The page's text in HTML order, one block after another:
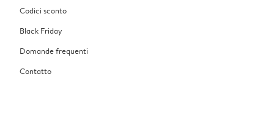
Codici sconto
Black Friday
Domande frequenti
Contatto